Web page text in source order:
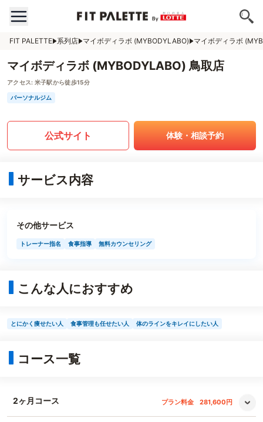
FIT PALETTE 系列店 マイボディラボ (MYBODYLABO) マイボディラボ
マイボディラボ (MYBODYLABO) 鳥取店
アクセス: 米子駅から徒歩15分
パーソナルジム
公式サイト 体験・相談予約
サービス内容
その他サービス
トレーナー指名 食事指導 無料カウンセリング
こんな人におすすめ
とにかく痩せたい人 食事管理も任せたい人 体のラインをキレイにしたい人
コース一覧
2ヶ月コース プラン料金 281,600円